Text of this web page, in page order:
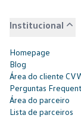
Institucional
Homepage
Blog
Área do cliente
Perguntas
Área do parceiro
Lista de parceiros